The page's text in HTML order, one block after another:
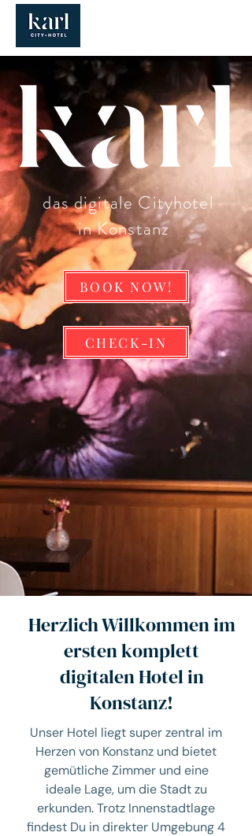
das digitale Cityhotel
in Konstanz
BOOK NOW!
CHECK-IN
Herzlich Willkommen im
ersten komplett
digitalen Hotel in
Konstanz!
Unser Hotel liegt super zentral im
Herzen von Konstanz und bietet
gemütliche Zimmer und eine
ideale Lage, um die Stadt zu
erkunden. Trotz Innenstadtlage
findest Du in direkter Umgebung 4